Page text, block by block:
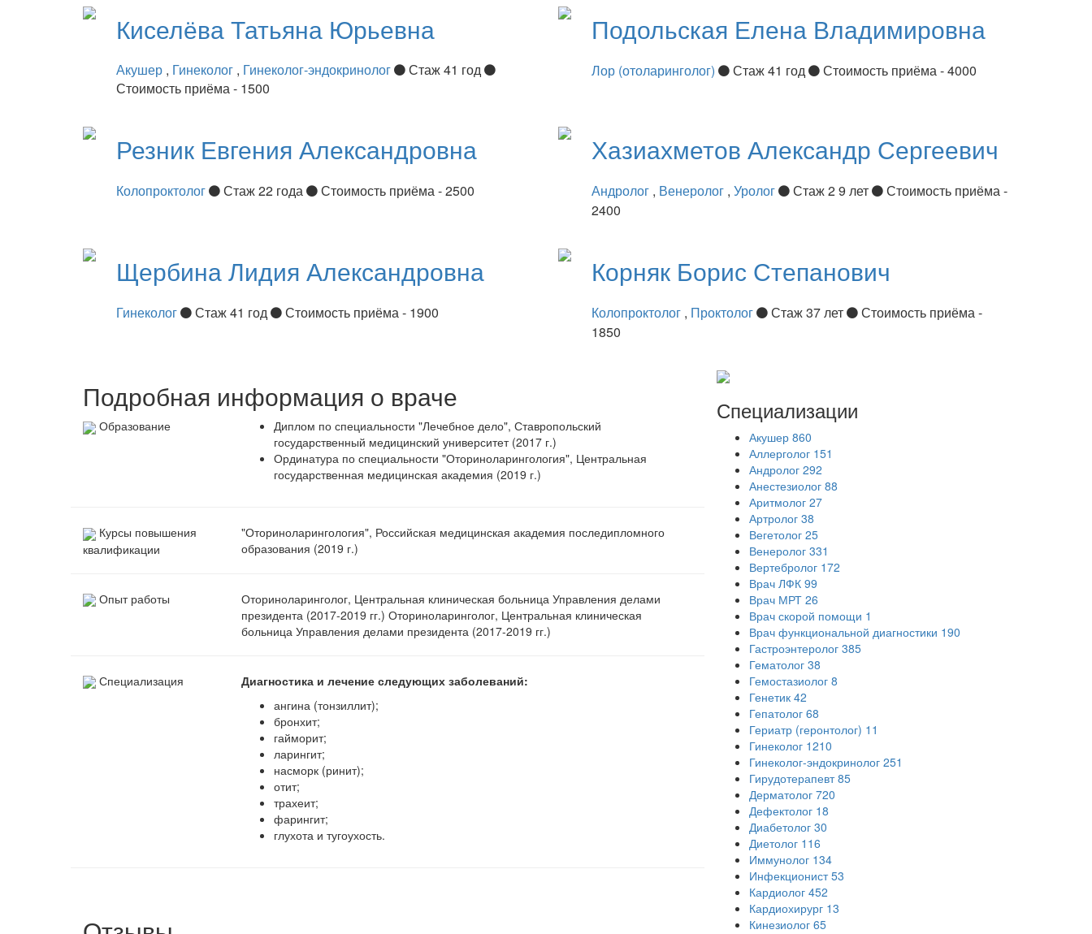
КиселёваТатьяна Юрьевна
Акушер , Гинеколог , Гинеколог-эндокринолог
Стаж 41 год
Стоимость приёма - 1500
Подольская Елена Владимировна
Лор (отоларинголог) Стаж 41 год Стоимость приёма - 4000
Резник Евгения Александровна
Колопроктолог Стаж 22 года Стоимость приёма - 2500
Хазиахметов Александр Сергеевич
Андролог , Венеролог , Уролог Стаж 2 9 лет
Стоимость приёма -
2400
ЩербинаЛидия Александровна
Гинеколог Стаж 41 год Стоимость приёма - 1900
Корняк Борис Степанович
Колопроктолог , Проктолог Стаж 37 лет
Стоимость приёма -
1850
Подробная информация о враче
Образование
Диплом по специальности "Лечебное дело", Ставропольский
государственный медицинский университет (2017 г.)
Ординатура по специальности "Оториноларингология", Центральная
государственная медицинская академия (2019 г.)
Курсы повышения
квалификации
"Оториноларингология", Российская медицинская академия последипломного
образования (2019 г.)
Опыт работы
Оториноларинголог, Центральная клиническая больница Управления делами
президента (2017-2019 гг.) Оториноларинголог, Центральная клиническая
больница Управления делами президента (2017-2019 гг.)
Специализация
Диагностика и лечение следующих заболеваний:
ангина (тонзиллит);
бронхит;
гайморит;
ларингит;
насморк (ринит);
отит;
трахеит;
фарингит;
глухота и тугоухость.
Специализации
Акушер 860
Аллерголог 151
Андролог 292
Анестезиолог 88
Аритмолог 27
Артролог 38
Вегетолог 25
Венеролог 331
Вертебролог 172
Врач ЛФК 99
Врач МРТ 26
Врач скорой помощи 1
Врач функциональной диагностики 190
Гастроэнтеролог 385
Гематолог 38
Гемостазиолог 8
Генетик 42
Гепатолог 68
Гериатр (геронтолог) 11
Гинеколог 1210
Гинеколог-эндокринолог 251
Гирудотерапевт 85
Дерматолог 720
Дефектолог 18
Диабетолог 30
Диетолог 116
Иммунолог 134
Инфекционист 53
Кардиолог 452
Кардиохирург 13
Кинезиолог 65